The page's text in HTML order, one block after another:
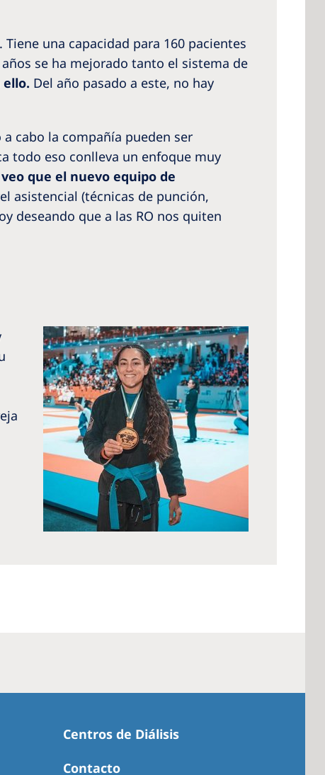
. Tiene una capacidad para 160 pacientes
se ha mejorado tanto el sistema de
ello. Del año pasado a este, no hay
cabo la compañía pueden ser
todo eso conlleva un enfoque muy
veo que el nuevo equipo de
asistencial (técnicas de punción,
deseando que a las RO nos quiten
Centros de Diálisis
Contacto